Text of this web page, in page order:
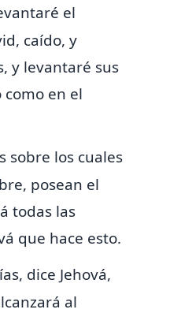
el
caído, y
y levantaré sus
en el
sobre los cuales
posean el
todas las
que hace esto.
dice Jehová,
al